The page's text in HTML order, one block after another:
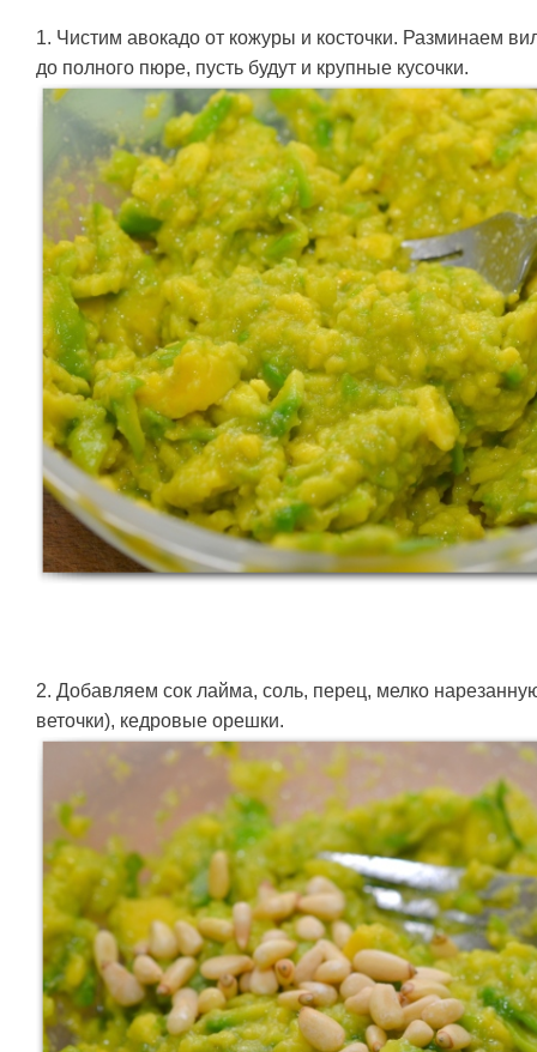
1. Чистим авокадо от кожуры и косточки. Разминаем
до полного пюре, пусть будут и крупные кусочки.
2. Добавляем сок лайма, соль, перец, мелко
веточки), кедровые орешки.